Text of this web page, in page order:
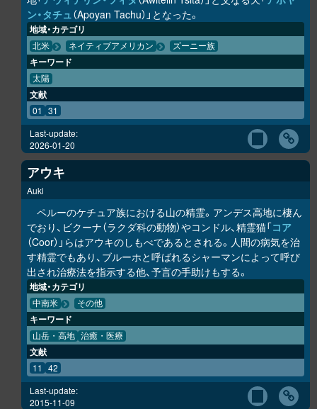
ン・タチュ（Apoyan Tachu）」となった。
地域・カテゴリ
北米 ネイティブアメリカン ズーニー族
キーワード
太陽
文献
01 31
Last-update:
2026-01-20
アウキ
Auki
ペルーのケチュア族における山の精霊。アンデス高地に棲ん
でおり、ビクーナ（ラクダ科の動物）やコンドル、精霊猫「コア
（Coor）」らはアウキのしもべであるとされる。人間の病気を治
す精霊でもあり、ブルーホと呼ばれるシャーマンによって呼び
出され治療法を指示する他、予言の手助けもする。
地域・カテゴリ
中南米 その他
キーワード
山岳・高地 治癒・医療
文献
11 42
Last-update:
2015-11-09